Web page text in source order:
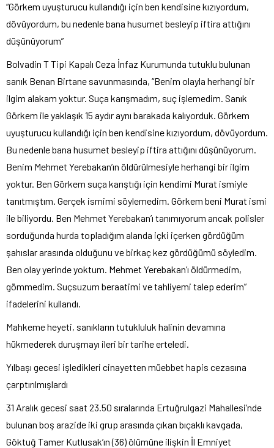
“Görkem uyuşturucu kullandığı için ben kendisine kızıyordum,
dövüyordum, bu nedenle bana husumet besleyip iftira attığını
düşünüyorum”
Bolvadin T Tipi Kapalı Ceza İnfaz Kurumunda tutuklu bulunan
sanık Benan Birtane savunmasında, “Benim olayla herhangi bir
ilgim alakam yoktur. Suça karışmadım, suç işlemedim. Sanık
Görkem ile yaklaşık 15 aydır aynı barakada kalıyorduk. Görkem
uyuşturucu kullandığı için ben kendisine kızıyordum, dövüyordum.
Bu nedenle bana husumet besleyip iftira attığını düşünüyorum.
Benim Mehmet Yerebakan’ın öldürülmesiyle herhangi bir ilgim
yoktur. Ben Görkem suça karıştığı için kendimi Murat ismiyle
tanıtmıştım. Gerçek ismimi söylemedim. Görkem beni Murat ismi
ile biliyordu. Ben Mehmet Yerebakan’ı tanımıyorum ancak polisler
sorduğunda hurda topladığım alanda içki içerken gördüğüm
şahıslar arasında olduğunu ve birkaç kez gördüğümü söyledim.
Ben olay yerinde yoktum. Mehmet Yerebakan’ı öldürmedim,
gömmedim. Suçsuzum beraatimi ve tahliyemi talep ederim”
ifadelerini kullandı.
Mahkeme heyeti, sanıkların tutukluluk halinin devamına
hükmederek duruşmayı ileri bir tarihe erteledi.
Yılbaşı gecesi işledikleri cinayetten müebbet hapis cezasına
çarptırılmışlardı
31 Aralık gecesi saat 23.50 sıralarında Ertuğrulgazi Mahallesi’nde
bulunan boş arazide iki grup arasında çıkan bıçaklı kavgada,
Göktuğ Tamer Kutlusak’ın (36) ölümüne ilişkin İl Emniyet